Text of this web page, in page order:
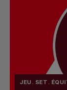
JEU. SET.